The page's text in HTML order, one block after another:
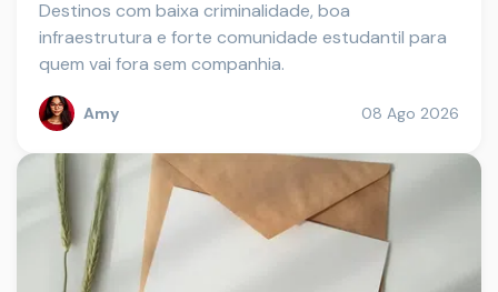
Destinos com baixa criminalidade, boa
infraestrutura e forte comunidade estudantil para
quem vai fora sem companhia.
Amy 08 Ago 2026